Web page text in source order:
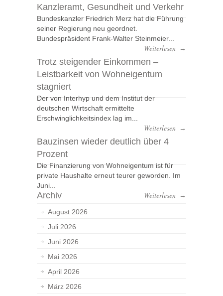
Kanzleramt, Gesundheit und Verkehr
Bundeskanzler Friedrich Merz hat die Führung
seiner Regierung neu geordnet.
Bundespräsident Frank-Walter Steinmeier...
Weiterlesen →
Trotz steigender Einkommen –
Leistbarkeit von Wohneigentum
stagniert
Der von Interhyp und dem Institut der
deutschen Wirtschaft ermittelte
Erschwinglichkeitsindex lag im...
Weiterlesen →
Bauzinsen wieder deutlich über 4
Prozent
Die Finanzierung von Wohneigentum ist für
private Haushalte erneut teurer geworden. Im
Juni...
Weiterlesen →
Archiv
August 2026
Juli 2026
Juni 2026
Mai 2026
April 2026
März 2026